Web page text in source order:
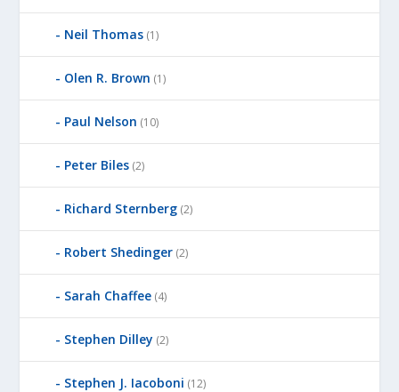
Neil Thomas (1)
Olen R. Brown (1)
Paul Nelson (10)
Peter Biles (2)
Richard Sternberg (2)
Robert Shedinger (2)
Sarah Chaffee (4)
Stephen Dilley (2)
Stephen J. Iacoboni (12)